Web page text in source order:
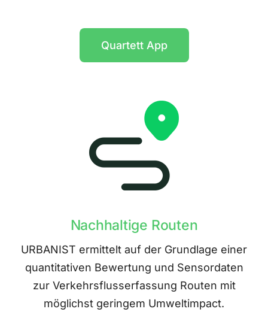
Quartett App
Nachhaltige Routen
URBANIST ermittelt auf der Grundlage einer
quantitativen Bewertung und Sensordaten
zur Verkehrsflusserfassung Routen mit
möglichst geringem Umweltimpact.